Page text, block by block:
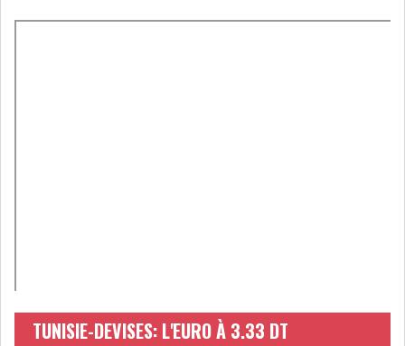
INTRODUCTIONS
OPÉRATIONS SUR
TITRES
TUNISIE-DEVISES: L'EURO À 3.33 DT